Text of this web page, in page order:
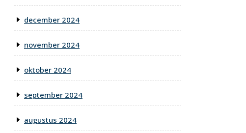
december 2024
november 2024
oktober 2024
september 2024
augustus 2024